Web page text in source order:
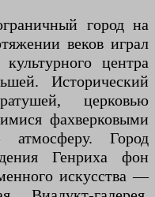
город на
веков играл
центра
Исторический
церковью
фахверковыми
Город
Генриха фон
искусства —